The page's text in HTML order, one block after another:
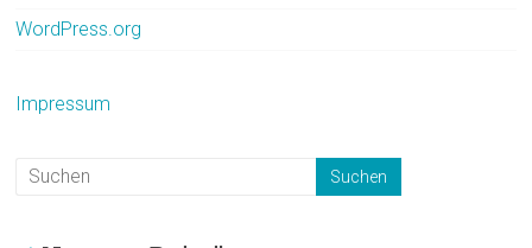
WordPress.org
Impressum